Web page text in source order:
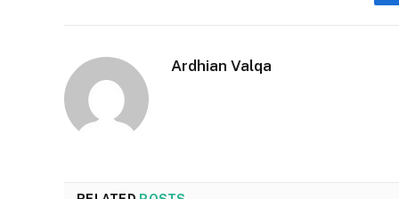
Ardhian Valqa